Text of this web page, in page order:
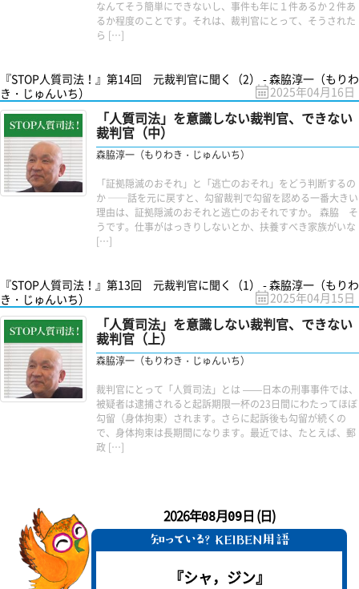
なんてそう簡単にできないし、事件も年に１件あるか２件あ
るか程度のことです。それは、裁判官にとって、そうされた
ら […]
『STOP人質司法！』第14回 元裁判官に聞く（2） - 森脇淳一（もりわ
き・じゅんいち）
2025年04月16日
「人質司法」を意識しない裁判官、できない
裁判官（中）
森脇淳一（もりわき・じゅんいち）
「証拠隠滅のおそれ」と「逃亡のおそれ」をどう判断するの
か ──話を元に戻すと、勾留裁判で勾留を認める一番大きい
理由は、証拠隠滅のおそれと逃亡のおそれですか。 森脇 そ
うです。仕事がはっきりしないとか、扶養すべき家族がいな
[…]
『STOP人質司法！』第13回 元裁判官に聞く（1） - 森脇淳一（もりわ
き・じゅんいち）
2025年04月15日
「人質司法」を意識しない裁判官、できない
裁判官（上）
森脇淳一（もりわき・じゅんいち）
裁判官にとって「人質司法」とは ——日本の刑事事件では、
被疑者は逮捕されると起訴期限一杯の23日間にわたってほぼ
勾留（身体拘束）されます。さらに起訴後も勾留が続くの
で、身体拘束は長期間になります。最近では、たとえば、郵
政 […]
2026年08月09日 (日)
『シャ，ジン』